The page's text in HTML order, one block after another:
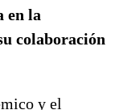
en la
colaboración
y el